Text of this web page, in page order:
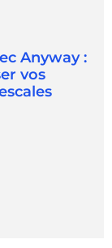
Anyway :
vos